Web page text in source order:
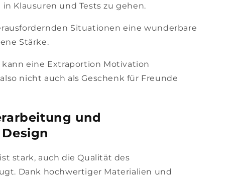
Klausuren und Tests zu gehen.
Situationen eine wunderbare
Stärke.
kann eine Extraportion Motivation
nicht auch als Geschenk für Freunde
und
stark, auch die Qualität des
Dank hochwertiger Materialien und